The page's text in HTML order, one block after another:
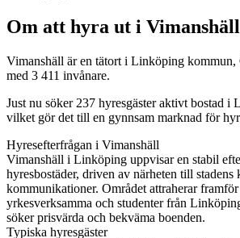
Om att hyra ut i Vimanshäll
Vimanshäll är en tätort i Linköping kommun,
med 3 411 invånare.
Just nu söker 237 hyresgäster aktivt bostad i
vilket gör det till en gynnsam marknad för
Hyresefterfrågan i Vimanshäll
Vimanshäll i Linköping uppvisar en stabil
hyresbostäder, driven av närheten till stadens
kommunikationer. Området attraherar
yrkesverksamma och studenter från
söker prisvärda och bekväma boenden.
Typiska hyresgäster